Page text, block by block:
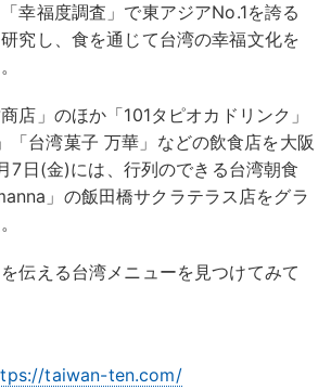
幸福度調査」で東アジアNo.1を誇る
究し、食を通じて台湾の幸福文化を
店」のほか「101タピオカドリンク」
「台湾菓子 万華」などの飲食店を大阪
7日(金)には、行列のできる台湾朝食
」の飯田橋サクラテラス店をグラ
伝える台湾メニューを見つけてみて
taiwan-ten.com/